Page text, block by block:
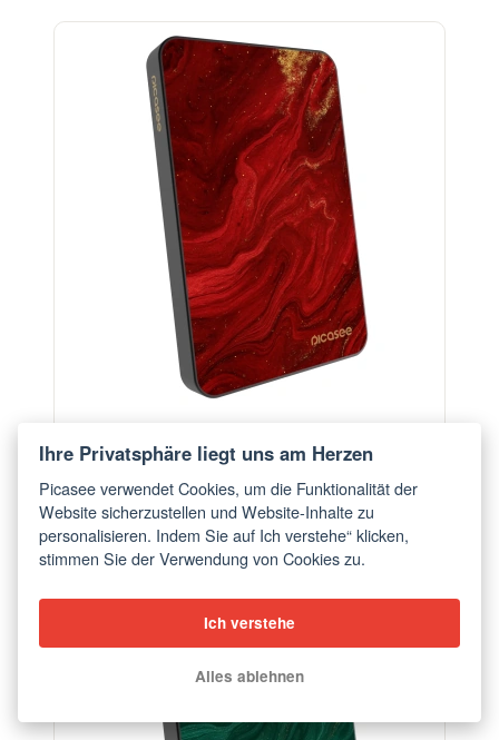
ab €56,90
BESTSELLER
Ihre Privatsphäre liegt uns am Herzen
Picasee verwendet Cookies, um die Funktionalität der
Website sicherzustellen und Website-Inhalte zu
personalisieren. Indem Sie auf Ich verstehe“ klicken,
stimmen Sie der Verwendung von Cookies zu.
Ich verstehe
Alles ablehnen